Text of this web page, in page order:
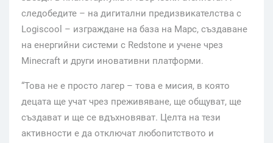
следобедите – на дигитални предизвикателства с
Logiscool – изграждане на база на Марс, създаване
на енергийни системи с Redstone и учене чрез
Minecraft и други иновативни платформи.
“Това не е просто лагер – това е мисия, в която
децата ще учат чрез преживяване, ще общуват, ще
създават и ще се вдъхновяват. Целта на тези
активности е да отключат любопитството и